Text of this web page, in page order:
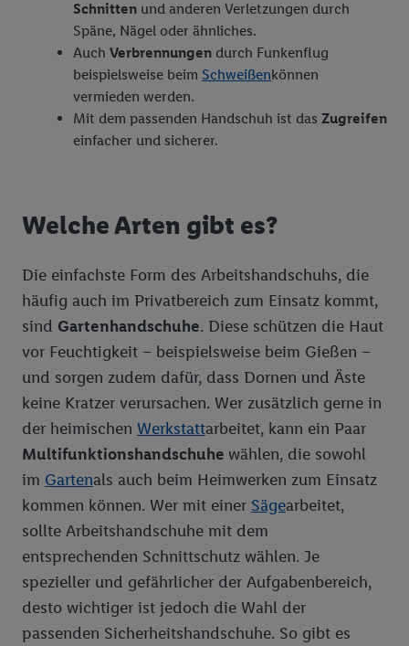
Schnitten und anderen Verletzungen durch
Späne, Nägel oder ähnliches.
Auch Verbrennungen durch Funkenflug
beispielsweise beim Schweißenkönnen
vermieden werden.
Mit dem passenden Handschuh ist das Zugreifen
einfacher und sicherer.
Welche Arten gibt es?
Die einfachste Form des Arbeitshandschuhs, die
häufig auch im Privatbereich zum Einsatz kommt,
sind Gartenhandschuhe. Diese schützen die Haut
vor Feuchtigkeit – beispielsweise beim Gießen –
und sorgen zudem dafür, dass Dornen und Äste
keine Kratzer verursachen. Wer zusätzlich gerne in
der heimischen Werkstattarbeitet, kann ein Paar
Multifunktionshandschuhe wählen, die sowohl
im Gartenals auch beim Heimwerken zum Einsatz
kommen können. Wer mit einer Sägearbeitet,
sollte Arbeitshandschuhe mit dem
entsprechenden Schnittschutz wählen. Je
spezieller und gefährlicher der Aufgabenbereich,
desto wichtiger ist jedoch die Wahl der
passenden Sicherheitshandschuhe. So gibt es